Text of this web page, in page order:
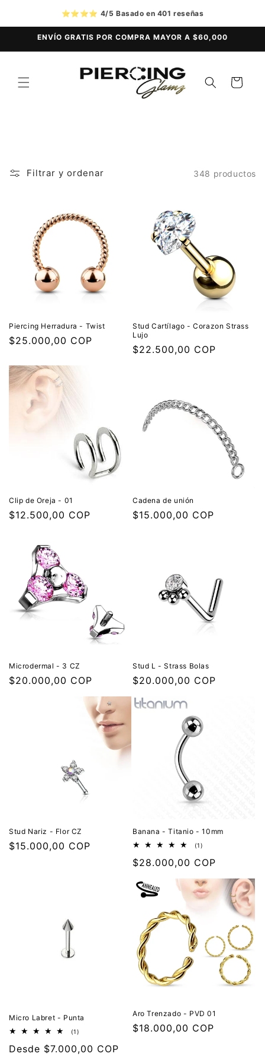
directamente
al contenido
⭐⭐⭐⭐ 4/5 Basado en 401 reseñas
ENVÍO GRATIS POR COMPRA MAYOR A $60,000
Carrito
Filtrar y ordenar 348 productos
Piercing Herradura - Twist
Precio
$25.000,00 COP
Stud Cartílago - Corazon Strass
Lujo
Precio
$22.500,00 COP
Clip de Oreja - 01
Precio
$12.500,00 COP
Cadena de unión
Precio
$15.000,00 COP
Microdermal - 3 CZ
Precio
$20.000,00 COP
Stud L - Strass Bolas
Precio
habitual
$20.000,00 COP
Stud Nariz - Flor CZ
Precio
$15.000,00 COP
Banana - Titanio - 10mm
(1)
totales
Precio
$28.000,00 COP
Micro Labret - Punta
(1)
totales
Precio
Desde $7.000,00 COP
Aro Trenzado - PVD 01
Precio
$18.000,00 COP